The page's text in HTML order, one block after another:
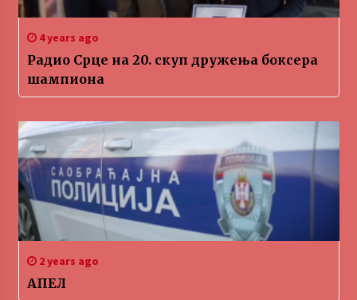
4 years ago
Радио Срце на 20. скуп дружења боксера
шампиона
2 years ago
АПЕЛ